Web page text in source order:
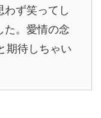
わず笑ってし
た。愛情の念
期待しちゃい